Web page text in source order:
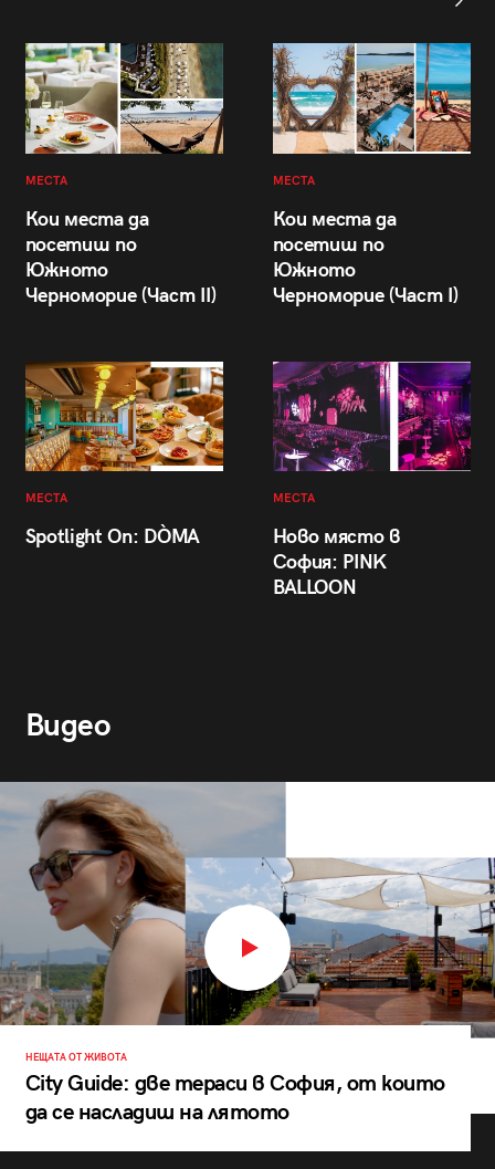
МЕСТА
Кои места да
посетиш по
Южното
Черноморие (Част II)
МЕСТА
Кои места да
посетиш по
Южното
Черноморие (Част I)
МЕСТА
Spotlight On: DÒMA
МЕСТА
Ново място в
София: PINK
BALLOON
Видео
НЕЩАТА ОТ ЖИВОТА
City Guide: две тераси в София, от които
да се насладиш на лятото